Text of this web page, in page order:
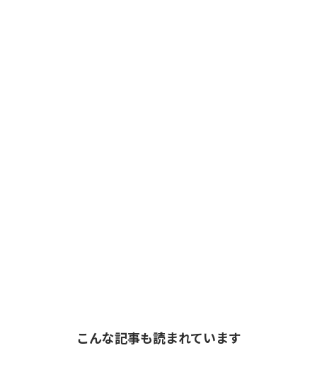
こんな記事も読まれています